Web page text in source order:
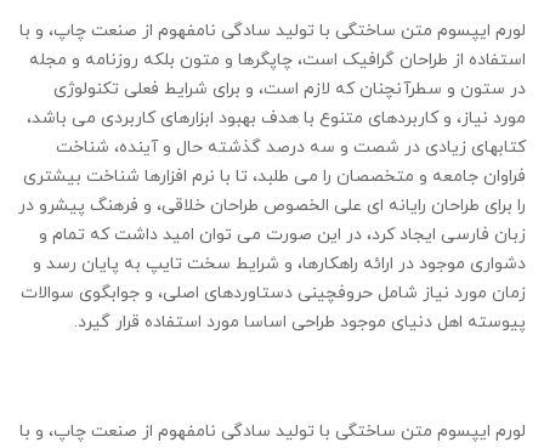
لورم ایپسوم متن ساختگی با تولید سادگی نامفهوم از صنعت چاپ، و با
استفاده از طراحان گرافیک است، چاپگرها و متون بلکه روزنامه و مجله
در ستون و سطرآنچنان که لازم است، و برای شرایط فعلی تکنولوژی
مورد نیاز، و کاربردهای متنوع با هدف بهبود ابزارهای کاربردی می باشد،
کتابهای زیادی در شصت و سه درصد گذشته حال و آینده، شناخت
فراوان جامعه و متخصصان را می طلبد، تا با نرم افزارها شناخت بیشتری
را برای طراحان رایانه ای علی الخصوص طراحان خلاقی، و فرهنگ پیشرو در
زبان فارسی ایجاد کرد، در این صورت می توان امید داشت که تمام و
دشواری موجود در ارائه راهکارها، و شرایط سخت تایپ به پایان رسد و
زمان مورد نیاز شامل حروفچینی دستاوردهای اصلی، و جوابگوی سوالات
پیوسته اهل دنیای موجود طراحی اساسا مورد استفاده قرار گیرد.
لورم ایپسوم متن ساختگی با تولید سادگی نامفهوم از صنعت چاپ، و با